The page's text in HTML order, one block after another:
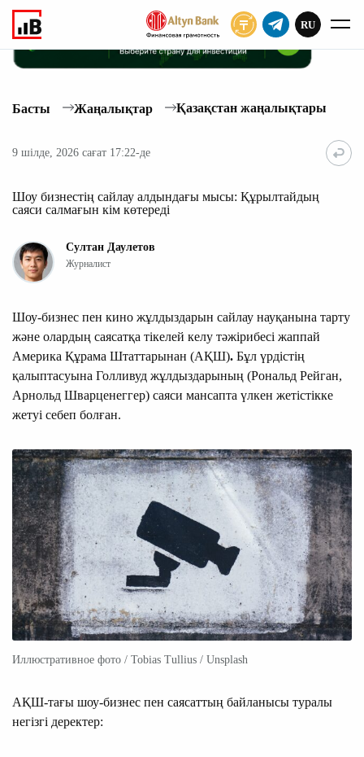
ЖАЗЫЛУ
RU
Басты Жаңалықтар Қазақстан жаңалықтары
9 шілде, 2026 сағат 17:22-де
Шоу бизнестің сайлау алдындағы мысы: Құрылтайдың
саяси салмағын кім көтереді
Султан Даулетов
Журналист
Шоу-бизнес пен кино жұлдыздарын сайлау науқанына тарту
және олардың саясатқа тікелей келу тәжірибесі жаппай
Америка Құрама Штаттарынан (АҚШ). Бұл үрдістің
қалыптасуына Голливуд жұлдыздарының (Рональд Рейган,
Арнольд Шварценеггер) саяси мансапта үлкен жетістікке
жетуі себеп болған.
Иллюстративное фото / Tobias Tullius / Unsplash
АҚШ-тағы шоу-бизнес пен саясаттың байланысы туралы
негізгі деректер: